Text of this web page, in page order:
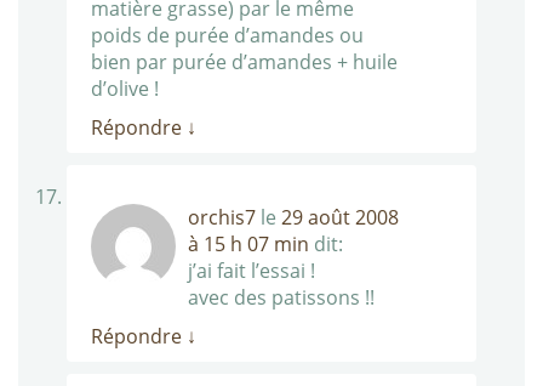
matière grasse) par le même
poids de purée d’amandes ou
bien par purée d’amandes + huile
d’olive !
Répondre ↓
orchis7 le 29 août 2008
à 15 h 07 min dit:
j’ai fait l’essai !
avec des patissons !!
Répondre ↓